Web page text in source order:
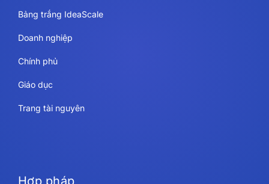
Bảng trắng IdeaScale
Doanh nghiệp
Chính phủ
Giáo dục
Trang tài nguyên